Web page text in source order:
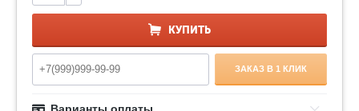
КУПИТЬ
ЗАКАЗ В 1 КЛИК